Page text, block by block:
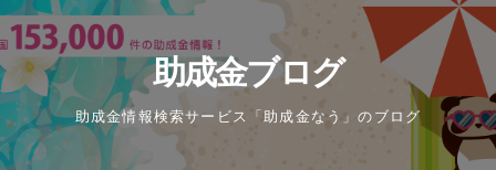
Skip
to
content
助成金ブログ
助成金情報検索サービス「助成金なう」のブログ